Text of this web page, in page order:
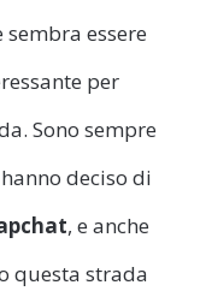
essere
per
Sono sempre
deciso di
, e anche
questa strada